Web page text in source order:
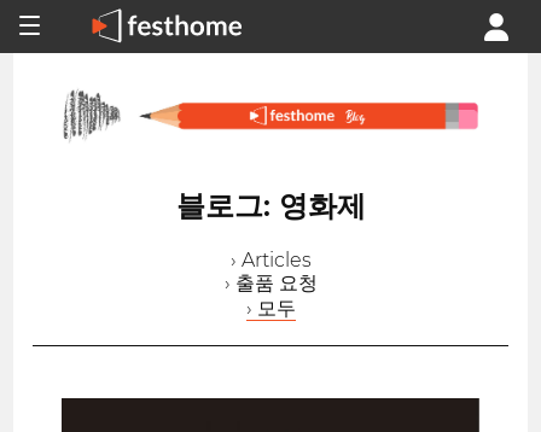
블로그: 영화제
› Articles
› 출품 요청
› 모두